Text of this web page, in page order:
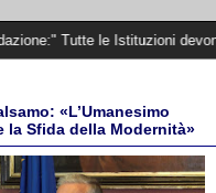
Istituzioni devono cercare la
«L’Umanesimo
la Sfida della Modernità»